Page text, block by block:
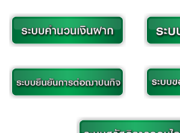
สถิติเว็บ
0
Today's Views:
Last 30 Days Views: